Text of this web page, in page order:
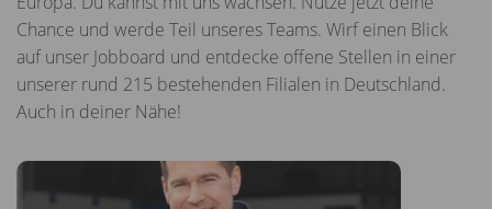
Chance und werde Teil unseres Teams. Wirf einen Blick
auf unser Jobboard und entdecke offene Stellen in einer
unserer rund 215 bestehenden Filialen in Deutschland.
Auch in deiner Nähe!